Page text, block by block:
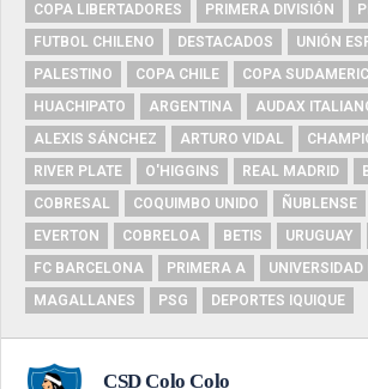
COPA LIBERTADORES
PRIMERA DIVISIÓN
FUTBOL CHILENO
DESTACADOS
UNIÓN
PALESTINO
COPA CHILE
COPA
HUACHIPATO
ARGENTINA
AUDAX
ALEXIS SÁNCHEZ
ARTURO VIDAL
RIVER PLATE
O'HIGGINS REAL MADRID
COBRESAL
COQUIMBO UNIDO ÑUBLENSE
EVERTON
COBRELOA BETIS URUGUAY
FC BARCELONA
PRIMERA A
UNIVERSIDAD
MAGALLANES
PSG DEPORTES IQUIQUE